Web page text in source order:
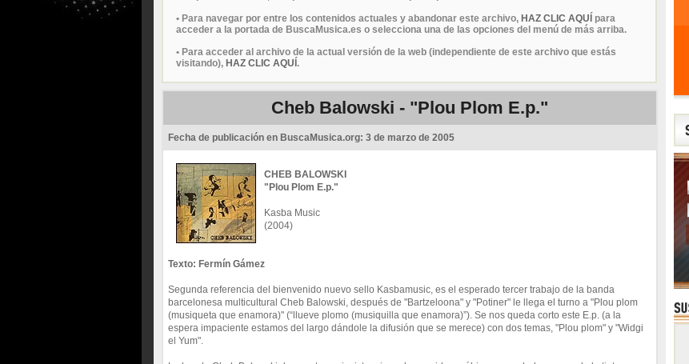
• Para navegar por entre los contenidos actuales y abandonar este archivo, HAZ CLIC AQUÍ para
acceder a la portada de BuscaMusica.es o selecciona una de las opciones del menú de más arriba.
• Para acceder al archivo de la actual versión de la web (independiente de este archivo que estás
visitando), HAZ CLIC AQUÍ .
Cheb Balowski - "Plou Plom E.p."
Fecha de publicación en BuscaMusica.org: 3 de marzo de 2005
CHEB BALOWSKI
"Plou Plom E.p."
Kasba Music
(2004)
Texto: Fermín Gámez
Segunda referencia del bienvenido nuevo sello Kasbamusic, es el esperado tercer trabajo de la banda
barcelonesa multicultural Cheb Balowski, después de "Bartzeloona" y "Potiner" le llega el turno a "Plou plom
(musiqueta que enamora)" (“llueve plomo (musiquilla que enamora)”). Se nos queda corto este E.p. (a la
espera impaciente estamos del largo dándole la difusión que se merece) con dos temas, "Plou plom" y "Widgi
el Yum".